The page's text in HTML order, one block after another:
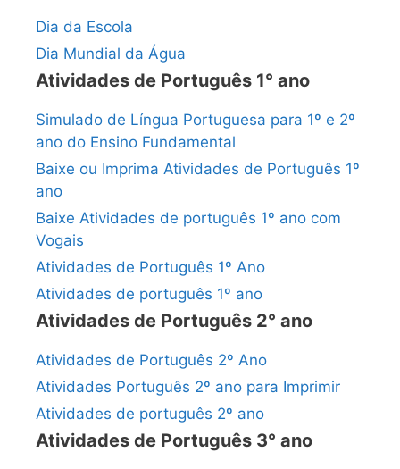
Dia da Escola
Dia Mundial da Água
Atividades de Português 1° ano
Simulado de Língua Portuguesa para 1º e 2º
ano do Ensino Fundamental
Baixe ou Imprima Atividades de Português 1º
ano
Baixe Atividades de português 1º ano com
Vogais
Atividades de Português 1º Ano
Atividades de português 1º ano
Atividades de Português 2° ano
Atividades de Português 2º Ano
Atividades Português 2º ano para Imprimir
Atividades de português 2º ano
Atividades de Português 3° ano